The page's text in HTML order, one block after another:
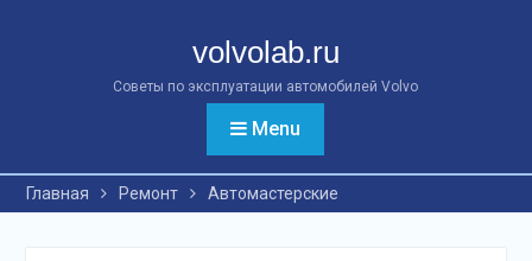
volvolab.ru
Советы по эксплуатации автомобилей Volvo
Menu
Главная Ремонт Автомастерские